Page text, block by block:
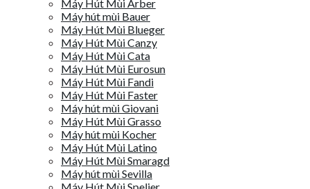
Máy Hút Mùi Arber
Máy hút mùi Bauer
Máy Hút Mùi Blueger
Máy Hút Mùi Canzy
Máy Hút Mùi Cata
Máy Hút Mùi Eurosun
Máy Hút Mùi Fandi
Máy Hút Mùi Faster
Máy hút mùi Giovani
Máy Hút Mùi Grasso
Máy hút mùi Kocher
Máy Hút Mùi Latino
Máy Hút Mùi Smaragd
Máy hút mùi Sevilla